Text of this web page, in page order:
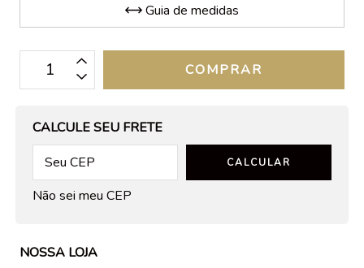
Guia de medidas
OPÇÕES DE FRETE
CALCULE SEU FRETE
CALCULAR
Não sei meu CEP
NOSSA LOJA